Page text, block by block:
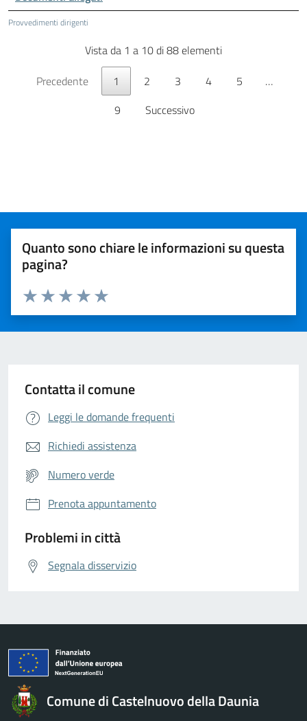
Provvedimenti dirigenti
Vista da 1 a 10 di 88 elementi
Precedente
1 2 3 4 5
…
9
Successivo
Quanto sono chiare le informazioni su questa
pagina?
Valuta da 1 a 5 stelle la pagina
Valuta 5 stelle su 5
Valuta 4 stelle su 5
Valuta 3 stelle su 5
Valuta 2 stelle su 5
Valuta 1 stelle su 5
Contatta il comune
Leggi le domande frequenti
Richiedi assistenza
Numero verde
Prenota appuntamento
Problemi in città
Segnala disservizio
Comune di Castelnuovo della Daunia